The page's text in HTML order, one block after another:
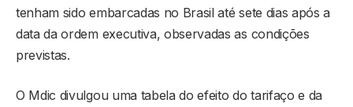
tenham sido embarcadas no Brasil até sete dias após a
data da ordem executiva, observadas as condições
previstas.
O Mdic divulgou uma tabela do efeito do tarifaço e da